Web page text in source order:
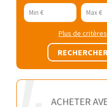
Plus de critères